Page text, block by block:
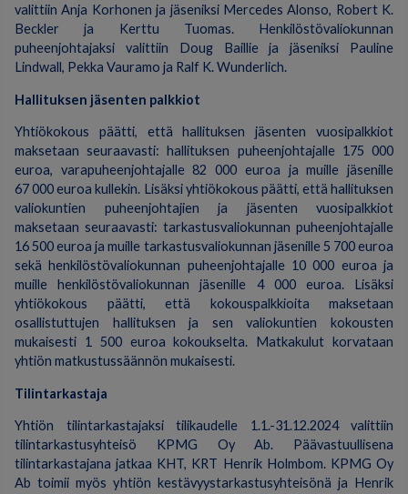
valittiin Anja Korhonen ja jäseniksi Mercedes Alonso, Robert K.
Beckler ja Kerttu Tuomas. Henkilöstövaliokunnan
puheenjohtajaksi valittiin Doug Baillie ja jäseniksi Pauline
Lindwall, Pekka Vauramo ja Ralf K. Wunderlich.
Hallituksen jäsenten palkkiot
Yhtiökokous päätti, että hallituksen jäsenten vuosipalkkiot
maksetaan seuraavasti: hallituksen puheenjohtajalle 175 000
euroa, varapuheenjohtajalle 82 000 euroa ja muille jäsenille
67 000 euroa kullekin. Lisäksi yhtiökokous päätti, että hallituksen
valiokuntien puheenjohtajien ja jäsenten vuosipalkkiot
maksetaan seuraavasti: tarkastusvaliokunnan puheenjohtajalle
16 500 euroa ja muille tarkastusvaliokunnan jäsenille 5 700 euroa
sekä henkilöstövaliokunnan puheenjohtajalle 10 000 euroa ja
muille henkilöstövaliokunnan jäsenille 4 000 euroa. Lisäksi
yhtiökokous päätti, että kokouspalkkioita maksetaan
osallistuttujen hallituksen ja sen valiokuntien kokousten
mukaisesti 1 500 euroa kokoukselta. Matkakulut korvataan
yhtiön matkustussäännön mukaisesti.
Tilintarkastaja
Yhtiön tilintarkastajaksi tilikaudelle 1.1.-31.12.2024 valittiin
tilintarkastusyhteisö KPMG Oy Ab. Päävastuullisena
tilintarkastajana jatkaa KHT, KRT Henrik Holmbom. KPMG Oy
Ab toimii myös yhtiön kestävyystarkastusyhteisönä ja Henrik